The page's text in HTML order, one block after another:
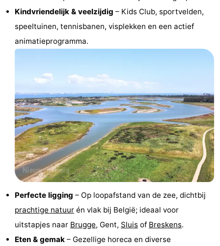
Steden
Natuur
Sporten
Zwembaden
Paardrijden
Golfbanen
Surfen
Vuurtoren
Eten
drinken
Haaientanden
Zeehonden
Evenementen
Kindvriendelijk & veelzijdig – Kids Club, sportvelden,
speeltuinen, tennisbanen, visplekken en een actief
animatieprogramma.
Perfecte ligging – Op loopafstand van de zee, dichtbij
prachtige natuur én vlak bij België; ideaal voor
uitstapjes naar Brugge, Gent, Sluis of Breskens.
Eten & gemak – Gezellige horeca en diverse